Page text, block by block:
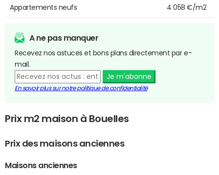
Appartements neufs 4 058 €/m2
A ne pas manquer
Recevez nos astuces et bons plans directement par e-
mail.
Je m'abonne
En savoir plus sur notre politique de confidentialité
Prix m2 maison à Bouelles
Prix des maisons anciennes
Maisons anciennes